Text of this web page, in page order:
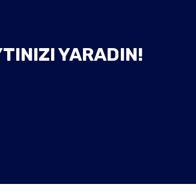
YARADIN!